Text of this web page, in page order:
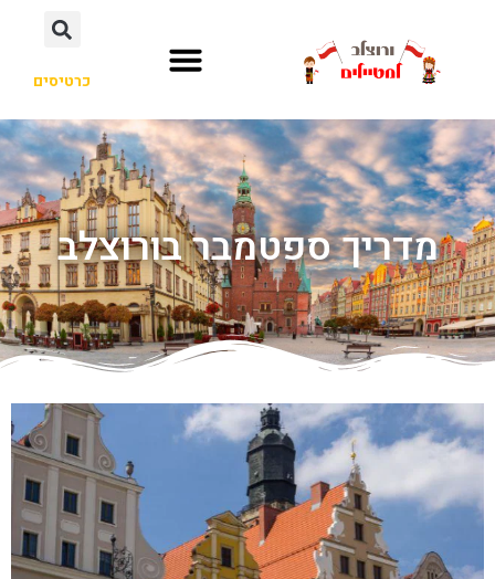
כרטיסים
מדריך ספטמבר בורוצלב